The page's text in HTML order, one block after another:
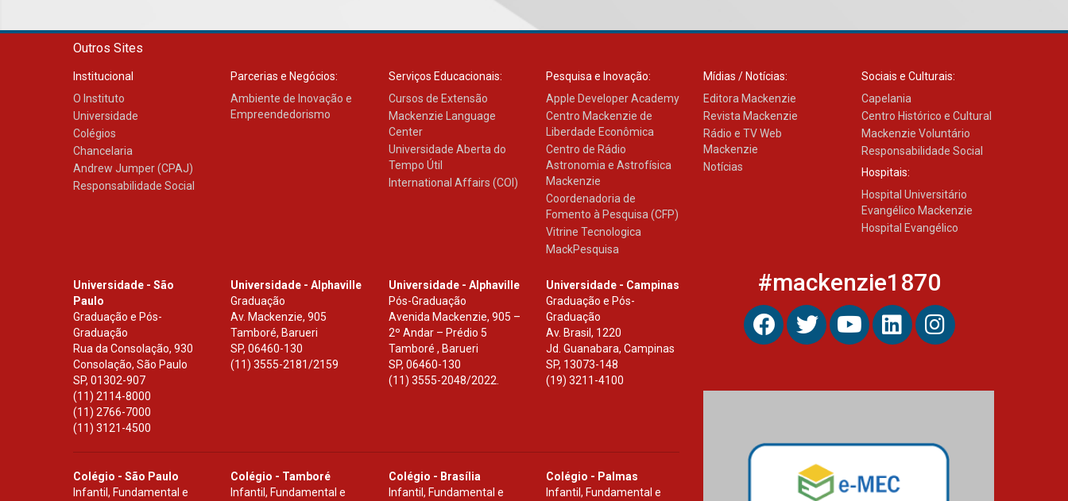
Feira EducationUSA
Seminário discute desafios
das novas tecnologias em
sistemas solares
residenciais
Mackenzie recepciona os
calouros do segundo
Como o Colégio Mackenzie
Brasília prepara seus
estudantes para o PAS antes
da escola
04.08.2026
Outros Sites
Institucional
O Instituto
Universidade
Colégios
Chancelaria
Andrew Jumper (CPAJ)
Responsabilidade Social
Parcerias e Negócios:
Ambiente de Inovação e
Empreendedorismo
Serviços Educacionais:
Cursos de Extensão
Mackenzie Language
Center
Universidade Aberta do
Tempo Útil
International Affairs (COI)
Pesquisa e Inovação:
Apple Developer Academy
Centro Mackenzie de
Liberdade Econômica
Centro de Rádio
Astronomia e Astrofísica
Mackenzie
Coordenadoria de
Fomento à Pesquisa (CFP)
Vitrine Tecnologica
MackPesquisa
Mídias / Notícias:
Editora Mackenzie
Revista Mackenzie
Rádio e TV Web
Mackenzie
Notícias
Sociais e Culturais:
Capelania
Centro Histórico e Cultural
Mackenzie Voluntário
Responsabilidade Social
Hospitais:
Hospital Universitário
Evangélico Mackenzie
Hospital Evangélico
Universidade - São
Paulo
Graduação e Pós-
Graduação
Rua da Consolação, 930
Consolação, São Paulo
SP, 01302-907
(11) 2114-8000
(11) 2766-7000
(11) 3121-4500
Universidade - Alphaville
Graduação
Av. Mackenzie, 905
Tamboré, Barueri
SP,06460-130
(11) 3555-2181/2159
Universidade - Alphaville
Pós-Graduação
Avenida Mackenzie, 905 –
2º Andar – Prédio 5
Tamboré , Barueri
SP, 06460-130
(11) 3555-2048/2022.
Universidade - Campinas
Graduação e Pós-
Graduação
Av. Brasil, 1220
Jd. Guanabara, Campinas
SP, 13073-148
(19) 3211-4100
Colégio - São Paulo
Infantil, Fundamental e
Colégio - Tamboré
Infantil, Fundamental e
Colégio - Brasília
Infantil, Fundamental e
Colégio - Palmas
Infantil, Fundamental e
#mackenzie1870